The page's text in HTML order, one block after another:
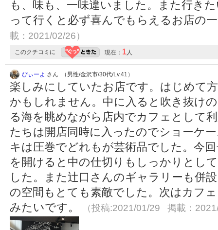
も、味も、一味違いました。また行き
って行くと必ず喜んでもらえるお店の
載：2021/02/26）
このクチコミに 現在： 1人
ぴぃーよ さん （男性/金沢市/30代/Lv.41）
楽しみにしていたお店です。はじめて
かもしれません。中に入ると吹き抜け
る海を眺めながら店内でカフェとして
たちは開店同時に入ったのでショーケ
キは圧巻でどれもが芸術品でした。今
を開けると中の仕切りもしっかりとし
した。また辻口さんのギャラリーも併
の空間もとても素敵でした。次はカフ
みたいです。
（投稿:2021/01/29 掲載：